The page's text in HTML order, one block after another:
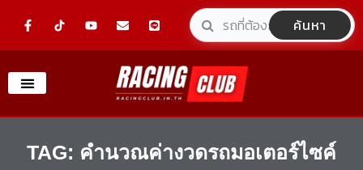
F
a
e
o
o
-
o
t
n
e
l
o
p
e
L
i
e
ค้นหา
TAG: คํานวณค่างวดรถมอเตอร์ไซค์